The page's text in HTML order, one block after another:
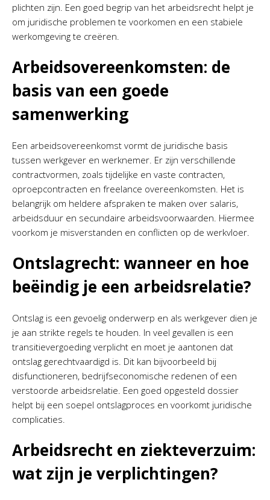
plichten zijn. Een goed begrip van het arbeidsrecht helpt je
om juridische problemen te voorkomen en een stabiele
werkomgeving te creëren.
Arbeidsovereenkomsten: de
basis van een goede
samenwerking
Een arbeidsovereenkomst vormt de juridische basis
tussen werkgever en werknemer. Er zijn verschillende
contractvormen, zoals tijdelijke en vaste contracten,
oproepcontracten en freelance overeenkomsten. Het is
belangrijk om heldere afspraken te maken over salaris,
arbeidsduur en secundaire arbeidsvoorwaarden. Hiermee
voorkom je misverstanden en conflicten op de werkvloer.
Ontslagrecht: wanneer en hoe
beëindig je een arbeidsrelatie?
Ontslag is een gevoelig onderwerp en als werkgever dien je
je aan strikte regels te houden. In veel gevallen is een
transitievergoeding verplicht en moet je aantonen dat
ontslag gerechtvaardigd is. Dit kan bijvoorbeeld bij
disfunctioneren, bedrijfseconomische redenen of een
verstoorde arbeidsrelatie. Een goed opgesteld dossier
helpt bij een soepel ontslagproces en voorkomt juridische
complicaties.
Arbeidsrecht en ziekteverzuim:
wat zijn je verplichtingen?